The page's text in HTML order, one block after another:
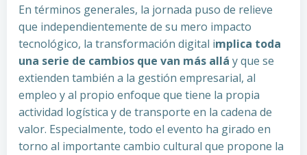
En términos generales, la jornada puso de relieve
que independientemente de su mero impacto
tecnológico, la transformación digital implica toda
una serie de cambios que van más allá y que se
extienden también a la gestión empresarial, al
empleo y al propio enfoque que tiene la propia
actividad logística y de transporte en la cadena de
valor. Especialmente, todo el evento ha girado en
torno al importante cambio cultural que propone la